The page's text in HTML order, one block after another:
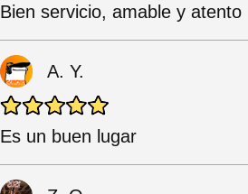
Bien servicio, amable y atento
A. Y.
Es un buen lugar